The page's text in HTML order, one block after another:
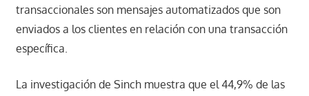
transaccionales son mensajes automatizados que son
enviados a los clientes en relación con una transacción
específica.
La investigación de Sinch muestra que el 44,9% de las